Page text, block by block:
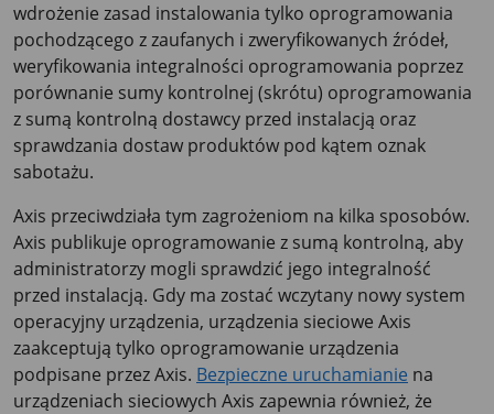
wdrożenie zasad instalowania tylko oprogramowania
pochodzącego z zaufanych i zweryfikowanych źródeł,
weryfikowania integralności oprogramowania poprzez
porównanie sumy kontrolnej (skrótu) oprogramowania
z sumą kontrolną dostawcy przed instalacją oraz
sprawdzania dostaw produktów pod kątem oznak
sabotażu.
Axis przeciwdziała tym zagrożeniom na kilka sposobów.
Axis publikuje oprogramowanie z sumą kontrolną, aby
administratorzy mogli sprawdzić jego integralność
przed instalacją. Gdy ma zostać wczytany nowy system
operacyjny urządzenia, urządzenia sieciowe Axis
zaakceptują tylko oprogramowanie urządzenia
podpisane przez Axis. Bezpieczne uruchamianie na
urządzeniach sieciowych Axis zapewnia również, że